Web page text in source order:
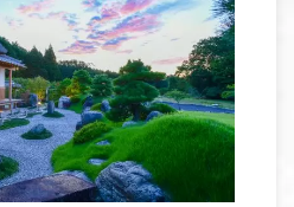
芸能に触れてみては。